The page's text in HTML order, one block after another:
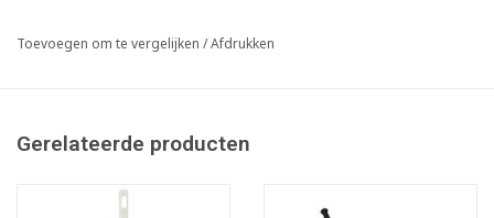
Toevoegen om te vergelijken /Afdrukken
Gerelateerde producten